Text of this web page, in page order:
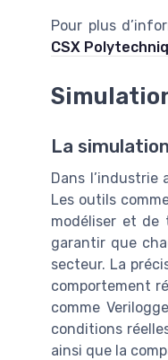
Pour plus
CSX
La
Dans
Les outils
modéliser et de
garantir que
secteur. La
comportement
comme
conditions
ainsi que la